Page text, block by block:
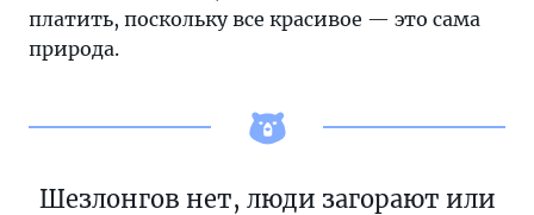
платить, поскольку все красивое — это сама
природа.
Шезлонгов нет, люди загорают или